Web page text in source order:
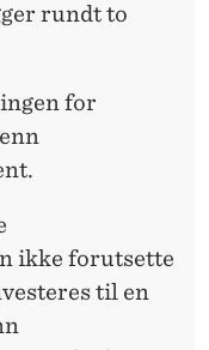
rundt to
for
ikke forutsette
til en